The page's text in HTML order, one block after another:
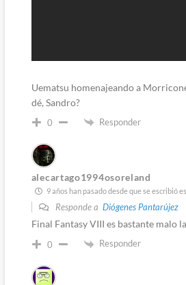
Uematsu homenajeando a
dé, Sandro?
0 Responder
alecartago1994osoreland
9 años han pasado desde que se escribió
Responde a Diógenes Pantarújez
Final Fantasy VIII es bastante malo
0 Responder